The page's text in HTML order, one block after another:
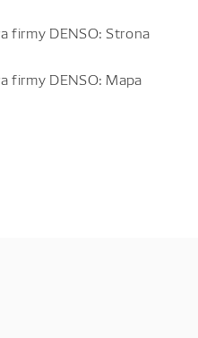
firmy DENSO: Strona
firmy DENSO: Mapa